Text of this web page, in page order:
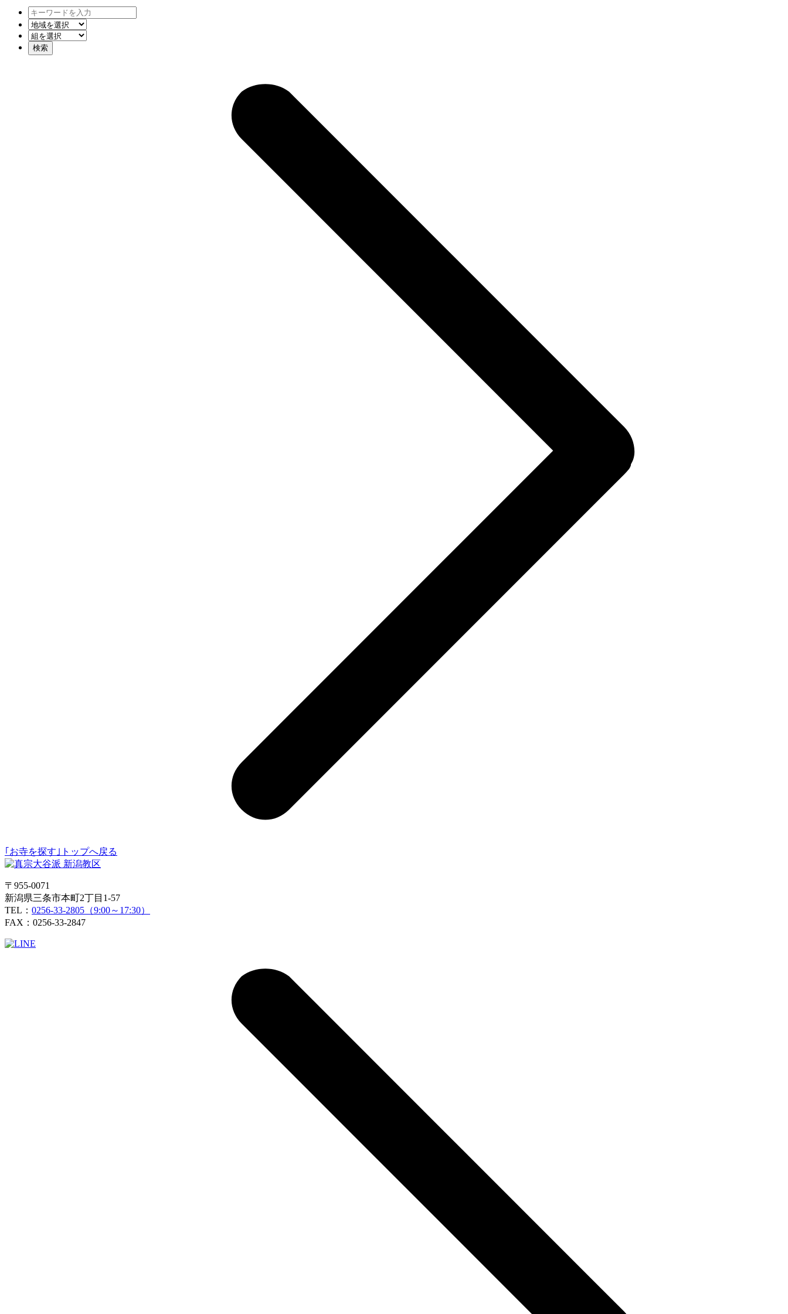
｢お寺を探す｣トップへ戻る
〒955-0071
新潟県三条市本町2丁目1-57
TEL： 0256-33-2805（9:00～17:30）
FAX：0256-33-2847